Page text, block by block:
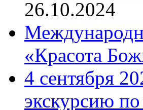
26.10.2024
«Красота
4 сентября
экскурсию